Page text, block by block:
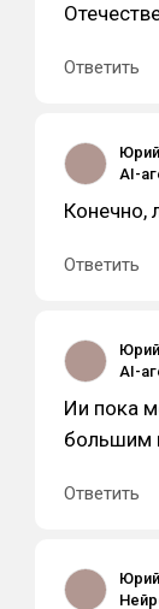
Ответить
Конечно,
Ответить
Ии пока
большим
Ответить